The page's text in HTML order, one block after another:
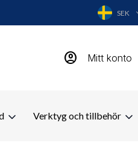
SEK
account_circle Mitt konto
Verktyg och tillbehör